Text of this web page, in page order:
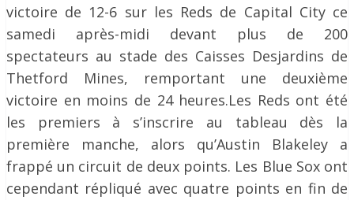
victoire de 12-6 sur les Reds de Capital City ce
samedi après-midi devant plus de 200
spectateurs au stade des Caisses Desjardins de
Thetford Mines, remportant une deuxième
victoire en moins de 24 heures.Les Reds ont été
les premiers à s’inscrire au tableau dès la
première manche, alors qu’Austin Blakeley a
frappé un circuit de deux points. Les Blue Sox ont
cependant répliqué avec quatre points en fin de